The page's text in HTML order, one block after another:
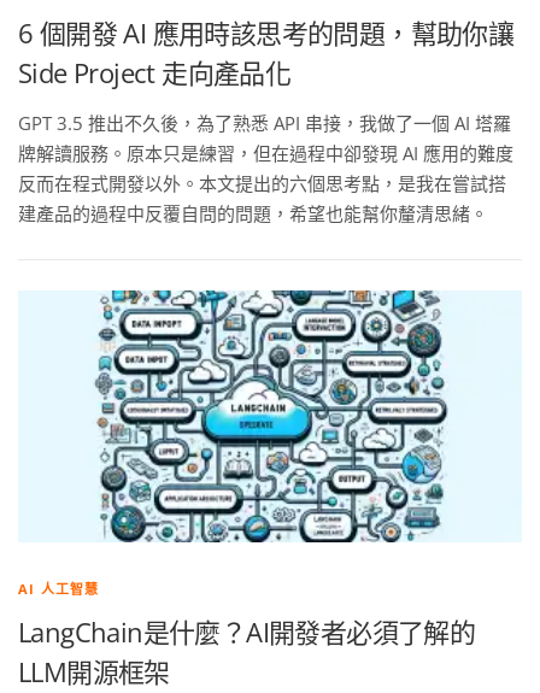
6 個開發 AI 應用時該思考的問題，幫助你讓
Side Project 走向產品化
GPT 3.5 推出不久後，為了熟悉 API 串接，我做了一個 AI 塔羅
牌解讀服務。原本只是練習，但在過程中卻發現 AI 應用的難度
反而在程式開發以外。本文提出的六個思考點，是我在嘗試搭
建產品的過程中反覆自問的問題，希望也能幫你釐清思緒。
AI 人工智慧
LangChain是什麼？AI開發者必須了解的
LLM開源框架